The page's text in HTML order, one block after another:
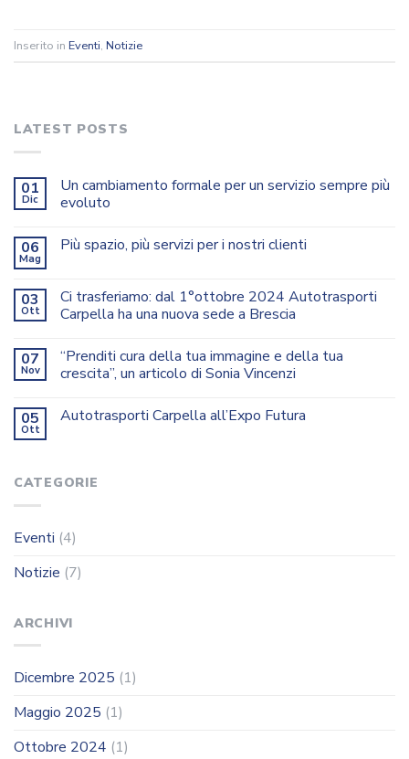
Inserito in Eventi, Notizie
LATEST POSTS
01
Dic
Un cambiamento formale per un servizio sempre più
evoluto
06
Mag
Più spazio, più servizi per i nostri clienti
03
Ott
Ci trasferiamo: dal 1°ottobre 2024 Autotrasporti
Carpella ha una nuova sede a Brescia
07
Nov
“Prenditi cura della tua immagine e della tua
crescita”, un articolo di Sonia Vincenzi
05
Ott
Autotrasporti Carpella all’Expo Futura
CATEGORIE
Eventi (4)
Notizie (7)
ARCHIVI
Dicembre 2025 (1)
Maggio 2025 (1)
Ottobre 2024 (1)